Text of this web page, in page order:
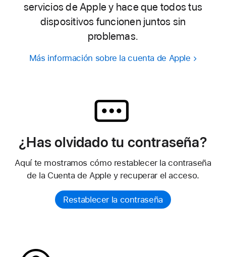
servicios de Apple y hace que todos tus
dispositivos funcionen juntos sin
problemas.
Más información sobre la cuenta de Apple
¿Has olvidado tu contraseña?
Aquí te mostramos cómo restablecer la contraseña
de la Cuenta de Apple y recuperar el acceso.
Restablecer la contraseña